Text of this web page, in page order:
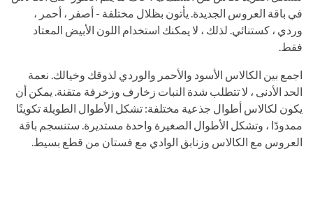
في باقة العروس الجديدة. يأتون بظلال مختلفة - أصفر ، أحمر ،
وردي ، كستنائي. لذلك ، لا يمكنك استخدام اللون الأبيض المعتاد
فقط.
اجمع بين الكالاس الأسود والأحمر والوردي لذوقك وخيالك. نعمة
الحد الأدنى ، لا تتطلب شدة النبات زخارف وزخرفة متقنة. يمكن أن
يكون لكالاس أطوال جذعية مختلفة: تشكل الأطوال الطويلة تكوينًا
ممدودًا ، وتشكل الأطوال الصغيرة واحدة مستديرة. ستنسجم باقة
العروس مع الكالاس وزنابق الوادي مع فستان من قطع بسيط.